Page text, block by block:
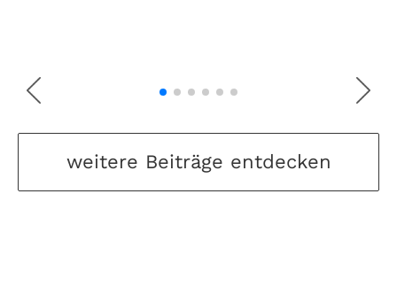
weitere Beiträge entdecken